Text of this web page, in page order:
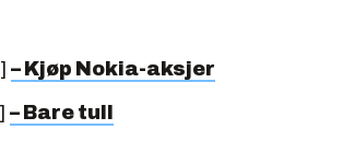
– Kjøp Nokia-aksjer
– Bare tull